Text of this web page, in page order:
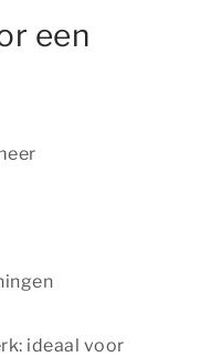
een
ideaal voor